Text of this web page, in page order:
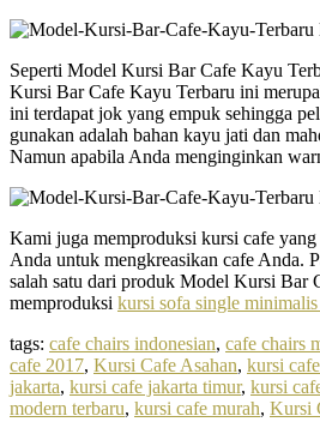
Seperti Model Kursi Bar Cafe Kayu
Kursi Bar Cafe Kayu Terbaru ini
ini terdapat jok yang empuk sehingga
gunakan adalah bahan kayu jati dan
Namun apabila Anda menginginkan
Kami juga memproduksi kursi cafe
Anda untuk mengkreasikan cafe Anda.
salah satu dari produk Model Kursi Bar
memproduksi kursi sofa single
tags: cafe chairs indonesian, cafe chairs
cafe 2017, Kursi Cafe Asahan, kursi
jakarta, kursi cafe jakarta timur, kursi
modern terbaru, kursi cafe murah, Kursi